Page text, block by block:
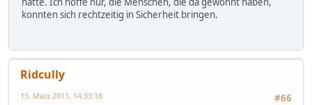
konnten sich rechtzeitig in Sicherheit bringen.
Ridcully
#66
13. März 2011, 14:33:18